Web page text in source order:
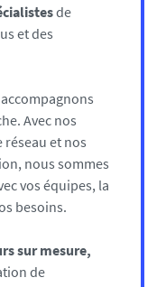
de
et des
Avec nos
et nos
nous sommes
vos équipes, la
besoins.
sur mesure,
de